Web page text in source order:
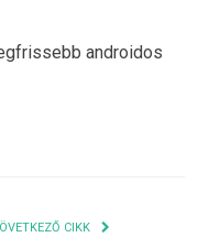
androidos
CIKK